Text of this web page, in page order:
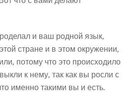
и ваш родной язык,
стране и в этом окружении,
потому что это происходило
к нему, так как вы росли с
именно такими вы и есть.